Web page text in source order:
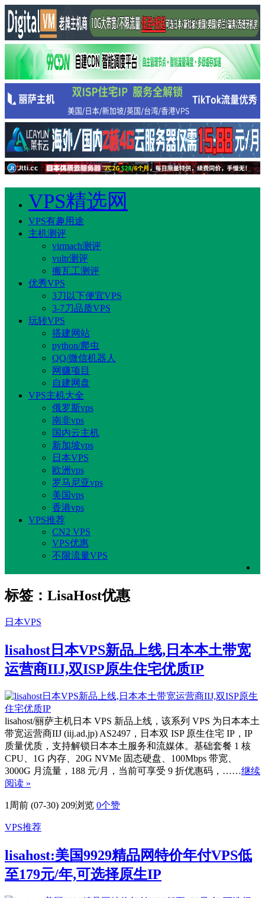
VPS精选网
VPS有趣用途
主机测评
virmach测评
vultr测评
搬瓦工测评
优秀VPS
3刀以下便宜VPS
3-7刀品质VPS
玩转VPS
搭建网站
python/爬虫
QQ/微信机器人
网赚项目
自建网盘
VPS主机大全
俄罗斯vps
南非vps
国内云主机
新加坡vps
日本VPS
欧洲vps
罗马尼亚vps
美国vps
香港vps
VPS推荐
CN2 VPS
VPS优惠
不限流量VPS
标签：LisaHost优惠
日本VPS
lisahost日本VPS新品上线,日本本土带宽
运营商IIJ,双ISP原生住宅优质IP
lisahost/丽萨主机日本 VPS 新品上线，该系列 VPS 为日本本土
带宽运营商IIJ (iij.ad.jp) AS2497，日本双 ISP 原生住宅 IP，IP
质量优质，支持解锁日本本土服务和流媒体。基础套餐 1 核
CPU、1G 内存、20G NVMe 固态硬盘、100Mbps 带宽、
3000G 月流量，188 元/月，当前可享受 9 折优惠码，……继续
阅读 »
1周前 (07-30) 209浏览 0个赞
VPS推荐
lisahost:美国9929精品网特价年付VPS低
至179元/年,可选择原生IP